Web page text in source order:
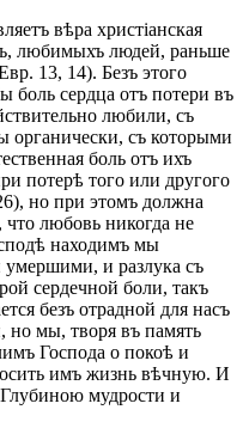
вѣра христіанская
любимыхъ людей, раньше
13, 14). Безъ этого
боль сердца отъ потери въ
любили, съ
съ которыми
боль отъ ихъ
потерѣ того или другого
но при этомъ должна
что любовь никогда не
находимъ мы
умершими, и разлука съ
сердечной боли, такъ
безъ отрадной для насъ
но мы, творя въ память
Господа о покоѣ и
имъ жизнь вѣчную. И
мудрости и